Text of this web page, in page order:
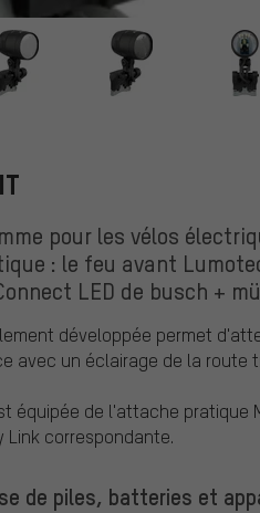
pour les vélos
: le feu avant
LED de busch +
développée permet
avec un éclairage de la route
équipée de l'attache pratique
correspondante.
de piles, batteries et